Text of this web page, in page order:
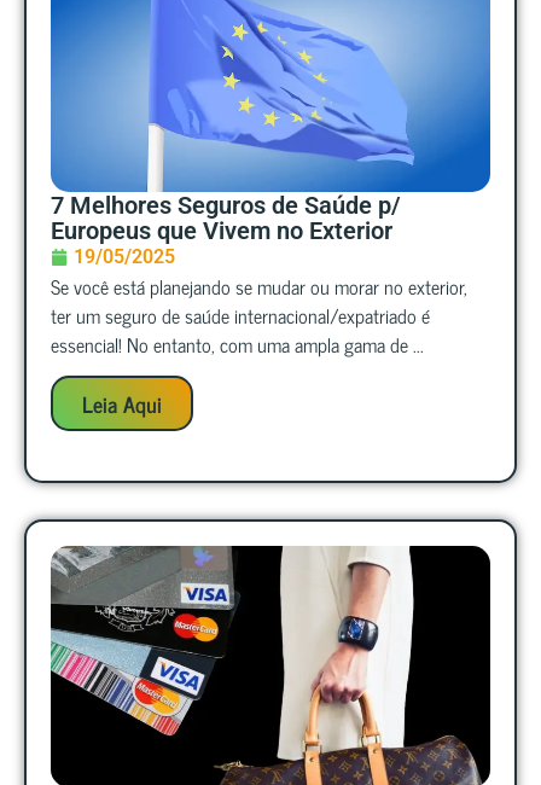
7 Melhores Seguros de Saúde p/
Europeus que Vivem no Exterior
19/05/2025
Se você está planejando se mudar ou morar no exterior,
ter um seguro de saúde internacional/expatriado é
essencial! No entanto, com uma ampla gama de ...
Leia Aqui